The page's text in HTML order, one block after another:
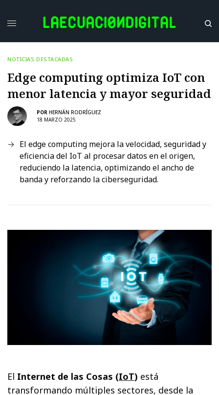
NOTICIAS DESTACADAS
Edge computing optimiza IoT con
menor latencia y mayor seguridad
POR HERNÁN RODRÍGUEZ
18 MARZO 2025
El edge computing mejora la velocidad, seguridad y
eficiencia del IoT al procesar datos en el origen,
reduciendo la latencia, optimizando el ancho de
banda y reforzando la ciberseguridad.
El Internet de las Cosas (IoT) está
transformando múltiples sectores, desde la